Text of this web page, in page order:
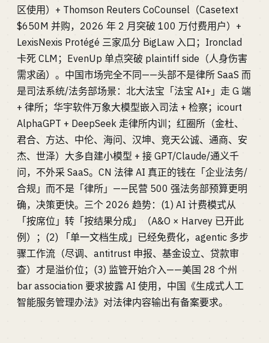
区使用）+ Thomson Reuters CoCounsel（Casetext
$650M 并购，2026 年 2 月突破 100 万付费用户）+
LexisNexis Protégé 三家瓜分 BigLaw 入口；Ironclad
卡死 CLM；EvenUp 单点突破 plaintiff side（人身伤害
需求函）。中国市场完全不同——头部不是律所 SaaS 而
是司法系统/法务部场景：北大法宝「法宝 AI+」走 G 端
+ 律所；华宇软件万象大模型嵌入司法 + 检察；icourt
AlphaGPT + DeepSeek 走律所内训；红圈所（金杜、
君合、方达、中伦、海问、汉坤、竞天公诚、通商、安
杰、世泽）大多自建小模型 + 接 GPT/Claude/通义千
问，不外采 SaaS。CN 法律 AI 真正的钱在「企业法务/
合规」而不是「律所」——民营 500 强法务部预算更明
确，决策更快。三个 2026 趋势：(1) AI 计费模式从
「按席位」转「按结果分成」（A&O × Harvey 已开此
例）；(2) 「单一文档生成」已经免费化，agentic 多步
骤工作流（尽调、antitrust 申报、基金设立、贷款审
查）才是溢价位；(3) 监管开始介入——美国 28 个州
bar association 要求披露 AI 使用，中国《生成式人工
智能服务管理办法》对法律内容输出有备案要求。